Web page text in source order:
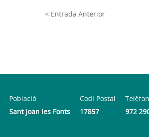
< Entrada Anterior
Població
Sant Joan les Fonts
Codi Postal
17857
Telèfon
972